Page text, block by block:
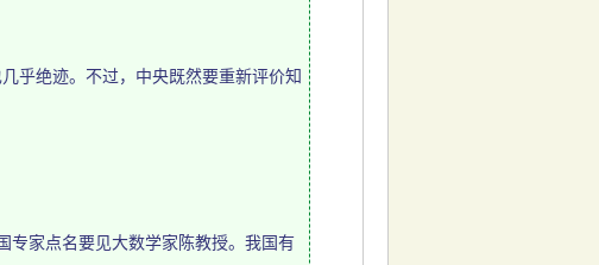
乎绝迹。不过，中央既然要重新评价知
家点名要见大数学家陈教授。我国有